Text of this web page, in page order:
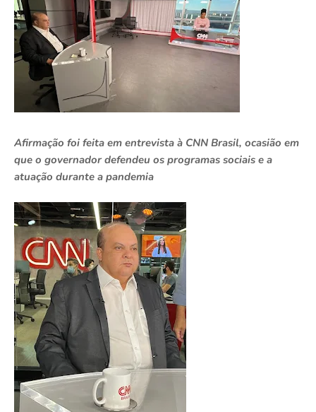
Afirmação foi feita em entrevista à CNN Brasil, ocasião em
que o governador defendeu os programas sociais e a
atuação durante a pandemia